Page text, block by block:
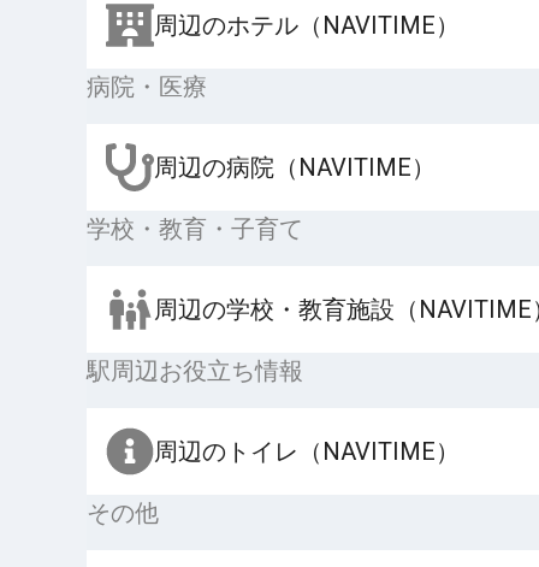
周辺のホテル（NAVITIME）
病院・医療
周辺の病院（NAVITIME）
学校・教育・子育て
周辺の学校・教育施設（NAVITIME
駅周辺お役立ち情報
周辺のトイレ（NAVITIME）
その他